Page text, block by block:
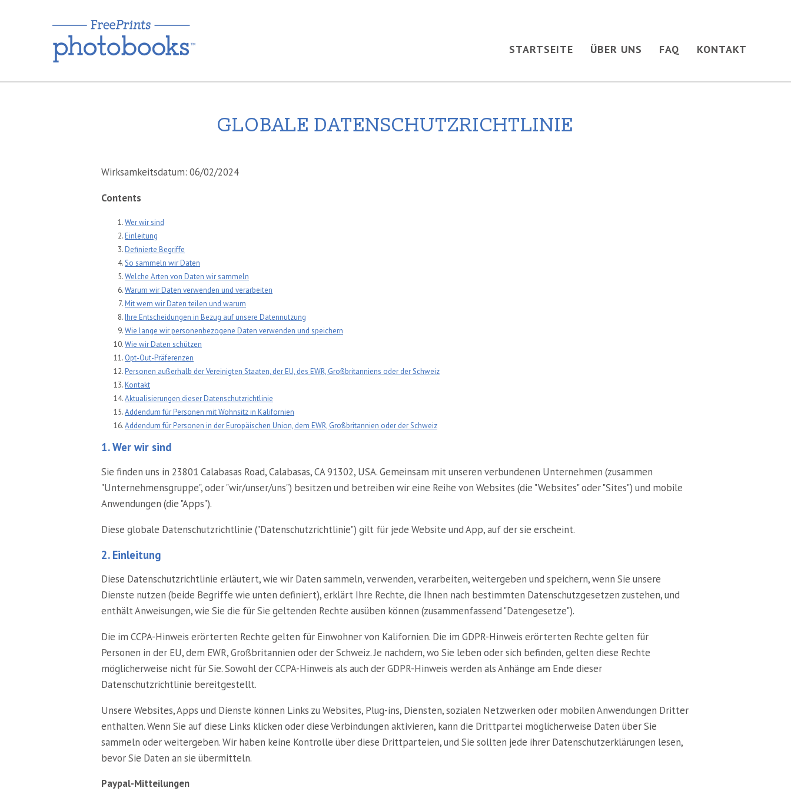
STARTSEITE ÜBER UNS FAQ KONTAKT
GLOBALE DATENSCHUTZRICHTLINIE
Wirksamkeitsdatum: 06/02/2024
Contents
Wer wir sind
Einleitung
Definierte Begriffe
So sammeln wir Daten
Welche Arten von Daten wir sammeln
Warum wir Daten verwenden und verarbeiten
Mit wem wir Daten teilen und warum
Ihre Entscheidungen in Bezug auf unsere Datennutzung
Wie lange wir personenbezogene Daten verwenden und speichern
Wie wir Daten schützen
Opt-Out-Präferenzen
Personen außerhalb der Vereinigten Staaten, der EU, des EWR, Großbritanniens oder der Schweiz
Kontakt
Aktualisierungen dieser Datenschutzrichtlinie
Addendum für Personen mit Wohnsitz in Kalifornien
Addendum für Personen in der Europäischen Union, dem EWR, Großbritannien oder der Schweiz
1. Wer wir sind
Sie finden uns in 23801 Calabasas Road, Calabasas, CA 91302, USA. Gemeinsam mit unseren verbundenen Unternehmen (zusammen
"Unternehmensgruppe", oder "wir/unser/uns") besitzen und betreiben wir eine Reihe von Websites (die "Websites" oder "Sites") und mobile
Anwendungen (die "Apps").
Diese globale Datenschutzrichtlinie ("Datenschutzrichtlinie") gilt für jede Website und App, auf der sie erscheint.
2. Einleitung
Diese Datenschutzrichtlinie erläutert, wie wir Daten sammeln, verwenden, verarbeiten, weitergeben und speichern, wenn Sie unsere
Dienste nutzen (beide Begriffe wie unten definiert), erklärt Ihre Rechte, die Ihnen nach bestimmten Datenschutzgesetzen zustehen, und
enthält Anweisungen, wie Sie die für Sie geltenden Rechte ausüben können (zusammenfassend "Datengesetze").
Die im CCPA-Hinweis erörterten Rechte gelten für Einwohner von Kalifornien. Die im GDPR-Hinweis erörterten Rechte gelten für
Personen in der EU, dem EWR, Großbritannien oder der Schweiz. Je nachdem, wo Sie leben oder sich befinden, gelten diese Rechte
möglicherweise nicht für Sie. Sowohl der CCPA-Hinweis als auch der GDPR-Hinweis werden als Anhänge am Ende dieser
Datenschutzrichtlinie bereitgestellt.
Unsere Websites, Apps und Dienste können Links zu Websites, Plug-ins, Diensten, sozialen Netzwerken oder mobilen Anwendungen Dritter
enthalten. Wenn Sie auf diese Links klicken oder diese Verbindungen aktivieren, kann die Drittpartei möglicherweise Daten über Sie
sammeln oder weitergeben. Wir haben keine Kontrolle über diese Drittparteien, und Sie sollten jede ihrer Datenschutzerklärungen lesen,
bevor Sie Daten an sie übermitteln.
Paypal-Mitteilungen